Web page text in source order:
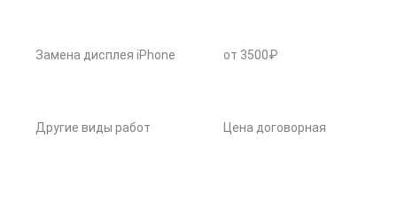
Замена дисплея iPhone от 3500₽
Другие виды работ Цена договорная